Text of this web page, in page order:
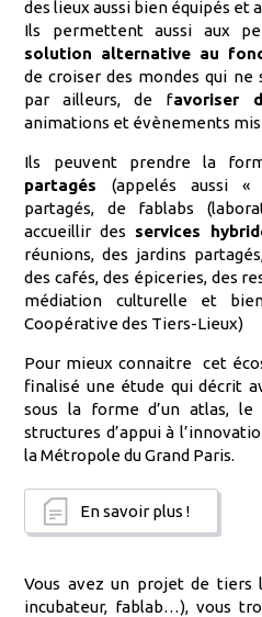
des lieux aussi bien équipés et
Ils permettent aussi aux
solution alternative au
de croiser des mondes qui
par ailleurs, de favoriser
animations et évènements mis
Ils peuvent prendre la
partagés(appelés aussi «
partagés, de fablabs
accueillir des services
réunions, des jardins
des cafés, des épiceries, des
médiation culturelle et
Coopérative des Tiers-Lieux)
Pour mieux connaitre cet
finalisé une étude qui décrit
sous la forme d’un atlas,
structures d’appui à
la Métropole du Grand Paris.
En savoir plus !
Vous avez un projet de tiers
incubateur, fablab…), vous